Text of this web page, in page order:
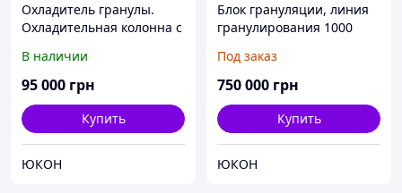
Охладитель гранулы.
Охладительная колонна с
линии гранулирования
В наличии
95 000 грн
Купить
ЮКОН
Блок грануляции, линия
гранулирования 1000
Под заказ
750 000 грн
Купить
ЮКОН